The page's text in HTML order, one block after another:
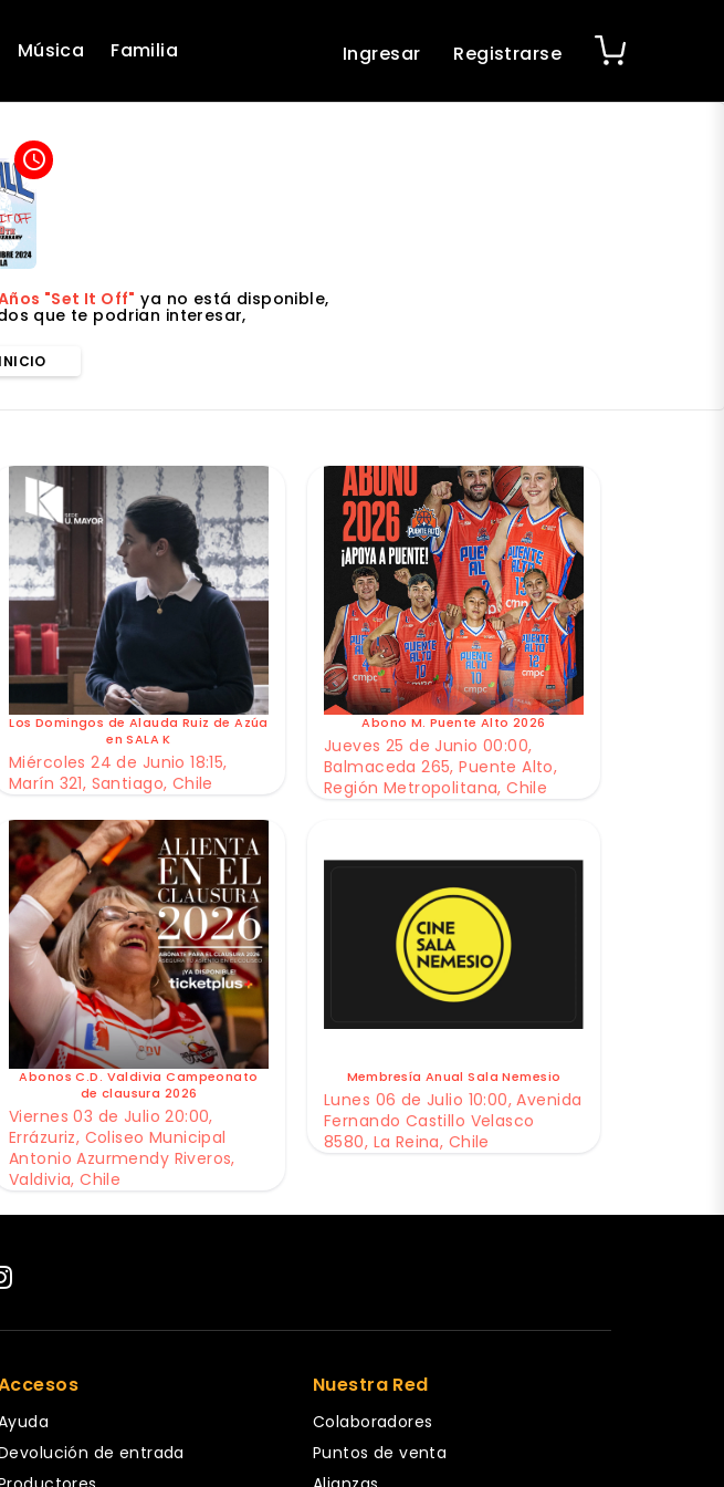
Música Familia Ingresar Registrarse
access_time
"Set It Off" ya no está disponible,
que te podrian interesar,
Los Domingos de Alauda Ruiz de Azúa
en SALA K
Miércoles 24 de Junio 18:15,
Marín 321, Santiago, Chile
Abono M. Puente Alto 2026
Jueves 25 de Junio 00:00,
Balmaceda 265, Puente Alto,
Región Metropolitana, Chile
Abonos C.D. Valdivia Campeonato
de clausura 2026
Viernes 03 de Julio 20:00,
Errázuriz, Coliseo Municipal
Antonio Azurmendy Riveros,
Valdivia, Chile
Membresía Anual Sala Nemesio
Lunes 06 de Julio 10:00, Avenida
Fernando Castillo Velasco
8580, La Reina, Chile
de entrada
Nuestra Red
Colaboradores
Puntos de venta